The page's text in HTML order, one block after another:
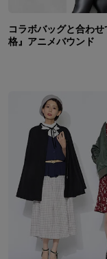
コラボバッグと合わ
格』アニメバウンド